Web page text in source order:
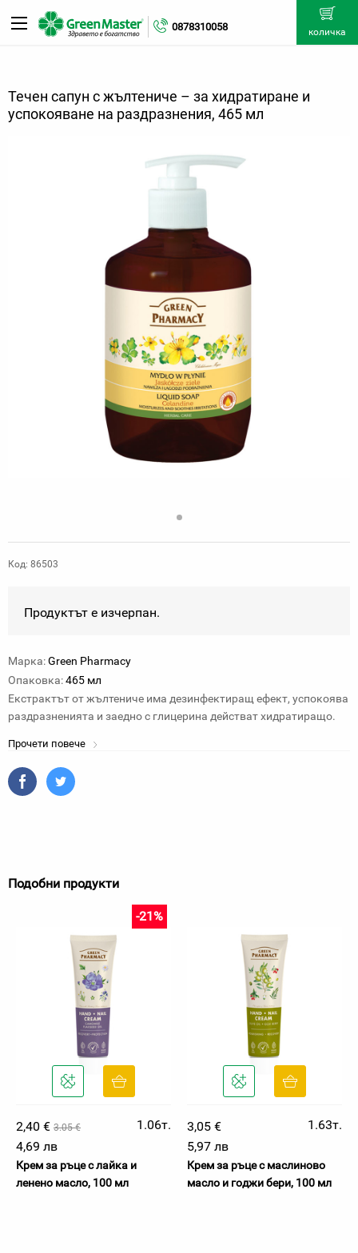
0878310058 количка
Течен сапун с жълтениче – за хидратиране и
успокояване на раздразнения, 465 мл
Код: 86503
Продуктът е изчерпан.
Марка:Green Pharmacy
Oпаковка:465 мл
Екстрактът от жълтениче има дезинфектиращ ефект, успокоява
раздразненията и заедно с глицерина действат хидратиращо.
Прочети повече
Подобни продукти
2,40 € 3.05 €
-21%
1.06т.
4,69 лв
Крем за ръце с лайка и
ленено масло, 100 мл
3,05 €
1.63т.
5,97 лв
Крем за ръце с маслиново
масло и годжи бери, 100 мл